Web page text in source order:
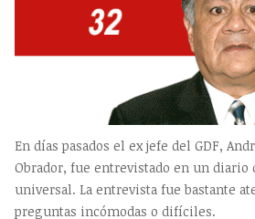
En días pasados el ex jefe del GDF,
Obrador, fue entrevistado en un diario
universal. La entrevista fue bastante
preguntas incómodas o difíciles.